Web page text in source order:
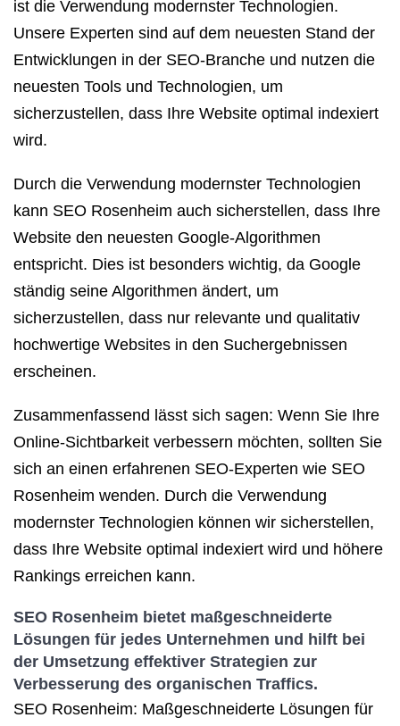
ist die Verwendung modernster Technologien.
Unsere Experten sind auf dem neuesten Stand der
Entwicklungen in der SEO-Branche und nutzen die
neuesten Tools und Technologien, um
sicherzustellen, dass Ihre Website optimal indexiert
wird.
Durch die Verwendung modernster Technologien
kann SEO Rosenheim auch sicherstellen, dass Ihre
Website den neuesten Google-Algorithmen
entspricht. Dies ist besonders wichtig, da Google
ständig seine Algorithmen ändert, um
sicherzustellen, dass nur relevante und qualitativ
hochwertige Websites in den Suchergebnissen
erscheinen.
Zusammenfassend lässt sich sagen: Wenn Sie Ihre
Online-Sichtbarkeit verbessern möchten, sollten Sie
sich an einen erfahrenen SEO-Experten wie SEO
Rosenheim wenden. Durch die Verwendung
modernster Technologien können wir sicherstellen,
dass Ihre Website optimal indexiert wird und höhere
Rankings erreichen kann.
SEO Rosenheim bietet maßgeschneiderte
Lösungen für jedes Unternehmen und hilft bei
der Umsetzung effektiver Strategien zur
Verbesserung des organischen Traffics.
SEO Rosenheim: Maßgeschneiderte Lösungen für